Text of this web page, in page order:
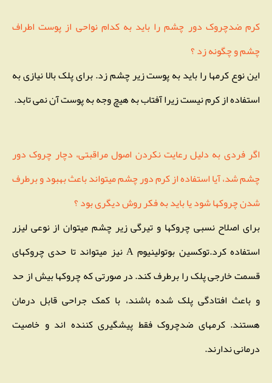
کرم ضدچروک دور چشم را باید به کدام نواحی از پوست اطراف
چشم و چگونه زد ؟
این نوع کرمها را باید به پوست زیر چشم زد. برای پلک بالا نیازی به
استفاده از کرم نیست زیرا آفتاب به هیچ وجه به پوست آن نمی تابد.
اگر فردی به دلیل رعایت نکردن اصول مراقبتی، دچار چروک دور
چشم شد، آیا استفاده از کرم دور چشم میتواند باعث بهبود و برطرف
شدن چروکها شود یا باید به فکر روش دیگری بود ؟
برای اصلاح نسبی چروکها و تیرگی زیر چشم میتوان از نوعی لیزر
استفاده کرد.توکسین بوتولینیوم A نیز میتواند تا حدی چروکهای
قسمت خارجی پلک را برطرف کند. در صورتی که چروکها بیش از حد
و باعث افتادگی پلک شده باشند، با کمک جراحی قابل درمان
هستند. کرمهای ضدچروک فقط پیشگیری کننده اند و خاصیت
درمانی ندارند.